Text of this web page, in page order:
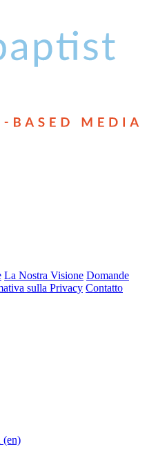
La Nostra Visione Domande
sulla Privacy Contatto
(en)